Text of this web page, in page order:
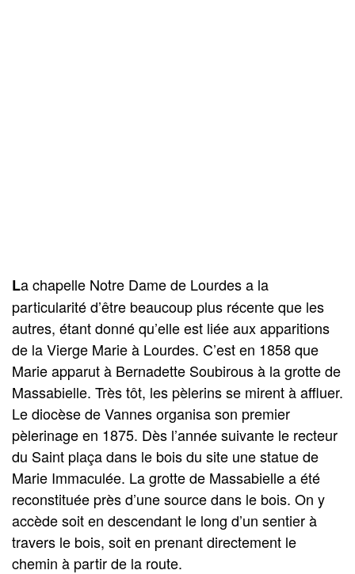
La chapelle Notre Dame de Lourdes a la
particularité d’être beaucoup plus récente que les
autres, étant donné qu’elle est liée aux apparitions
de la Vierge Marie à Lourdes. C’est en 1858 que
Marie apparut à Bernadette Soubirous à la grotte de
Massabielle. Très tôt, les pèlerins se mirent à affluer.
Le diocèse de Vannes organisa son premier
pèlerinage en 1875. Dès l’année suivante le recteur
du Saint plaça dans le bois du site une statue de
Marie Immaculée. La grotte de Massabielle a été
reconstituée près d’une source dans le bois. On y
accède soit en descendant le long d’un sentier à
travers le bois, soit en prenant directement le
chemin à partir de la route.